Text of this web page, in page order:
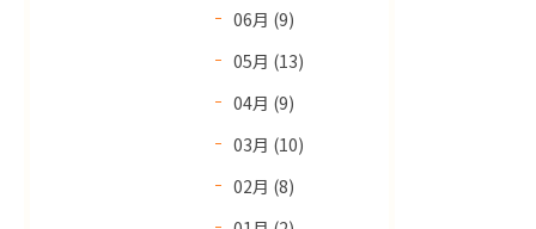
06月 (9)
05月 (13)
04月 (9)
03月 (10)
02月 (8)